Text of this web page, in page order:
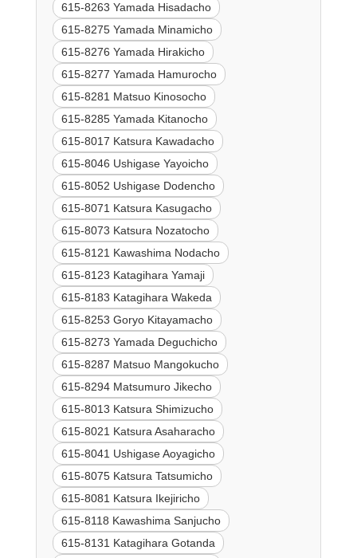
615-8263 Yamada Hisadacho
615-8275 Yamada Minamicho
615-8276 Yamada Hirakicho
615-8277 Yamada Hamurocho
615-8281 Matsuo Kinosocho
615-8285 Yamada Kitanocho
615-8017 Katsura Kawadacho
615-8046 Ushigase Yayoicho
615-8052 Ushigase Dodencho
615-8071 Katsura Kasugacho
615-8073 Katsura Nozatocho
615-8121 Kawashima Nodacho
615-8123 Katagihara Yamaji
615-8183 Katagihara Wakeda
615-8253 Goryo Kitayamacho
615-8273 Yamada Deguchicho
615-8287 Matsuo Mangokucho
615-8294 Matsumuro Jikecho
615-8013 Katsura Shimizucho
615-8021 Katsura Asaharacho
615-8041 Ushigase Aoyagicho
615-8075 Katsura Tatsumicho
615-8081 Katsura Ikejiricho
615-8118 Kawashima Sanjucho
615-8131 Katagihara Gotanda